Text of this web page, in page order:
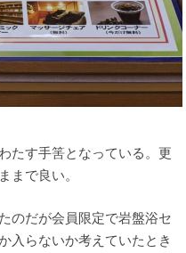
たす手筈となっている。更
まで良い。
のだが会員限定で岩盤浴セ
入らないか考えていたとき